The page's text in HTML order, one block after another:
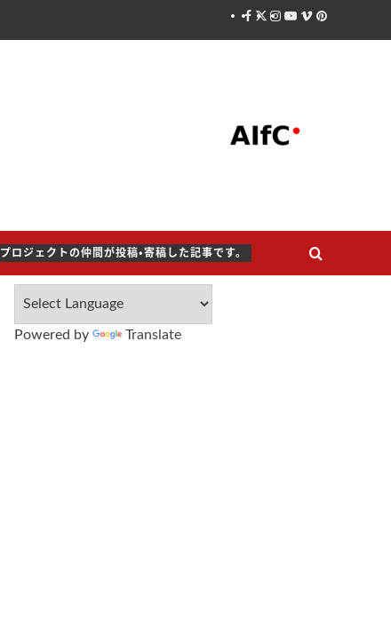
Facebook
X Instagram
Youtube
VimeoPinterest
プロジェクトの仲間が投稿・寄稿した記事です。
Powered by Translate